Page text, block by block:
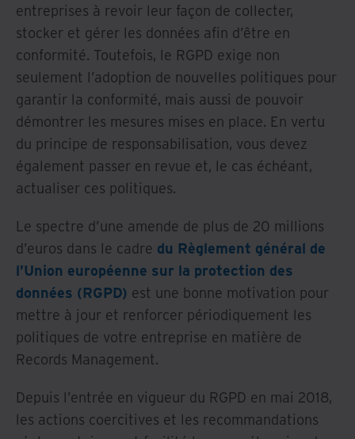
entreprises à revoir leur façon de collecter,
stocker et gérer les données afin d’être en
conformité. Toutefois, le RGPD exige non
seulement l’adoption de nouvelles politiques pour
garantir la conformité, mais aussi de pouvoir
démontrer les mesures mises en place. En vertu
du principe de responsabilisation, vous devez
également passer en revue et, le cas échéant,
actualiser ces politiques.
Le spectre d’une amende de plus de 20 millions
d’euros dans le cadre du Règlement général de
l’Union européenne sur la protection des
données (RGPD) est une bonne motivation pour
mettre à jour et renforcer périodiquement les
politiques de votre entreprise en matière de
Records Management.
Depuis l’entrée en vigueur du RGPD en mai 2018,
les actions coercitives et les recommandations